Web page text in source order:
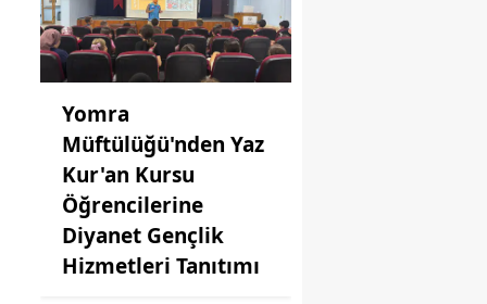
Yomra
Müftülüğü'nden Yaz
Kur'an Kursu
Öğrencilerine
Diyanet Gençlik
Hizmetleri Tanıtımı